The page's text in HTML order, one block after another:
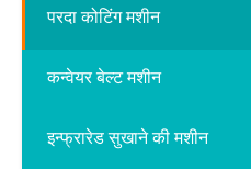
परदा कोटिंग मशीन
कन्वेयर बेल्ट मशीन
इन्फ्रारेड सुखाने की मशीन